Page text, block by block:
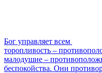
Бог управляет всем
торопливость –
малодушие –
беспокойства. Они